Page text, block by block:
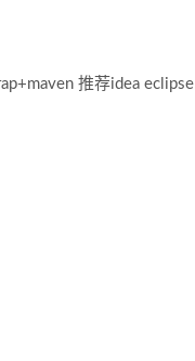
推荐idea eclipse